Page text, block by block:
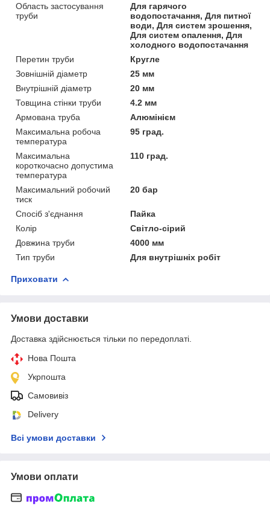
Область застосування
труби
Для гарячого
водопостачання, Для питної
води, Для систем зрошення,
Для систем опалення, Для
холодного водопостачання
Перетин труби
Кругле
Зовнішній діаметр
25 мм
Внутрішній діаметр
20 мм
Товщина стінки труби
4.2 мм
Армована труба
Алюмінієм
Максимальна робоча
температура
95 град.
Максимальна
короткочасно допустима
температура
110 град.
Максимальний робочий
тиск
20 бар
Спосіб з'єднання
Пайка
Колір
Світло-сірий
Довжина труби
4000 мм
Тип труби
Для внутрішніх робіт
Приховати
Умови доставки
Доставка здійснюється тільки по передоплаті.
Нова Пошта
Укрпошта
Самовивіз
Delivery
Всі умови доставки
Умови оплати